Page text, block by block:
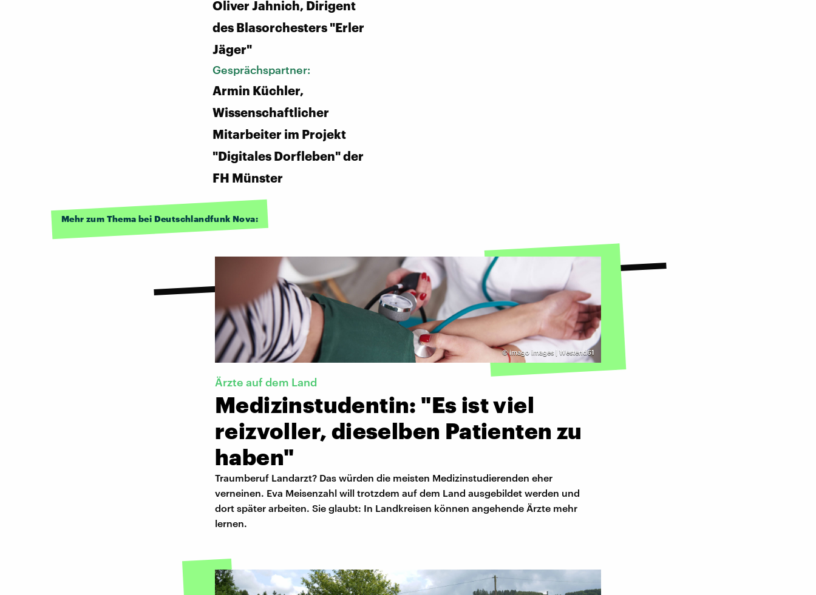
Oliver Jahnich, Dirigent
des Blasorchesters "Erler
Jäger"
Gesprächspartner:
Armin Küchler,
Wissenschaftlicher
Mitarbeiter im Projekt
"Digitales Dorfleben" der
FH Münster
Mehr zum Thema bei Deutschlandfunk Nova:
©imago images | Westend61
Ärzte auf dem Land
Medizinstudentin: "Es ist viel
reizvoller, dieselben Patienten zu
haben"
Traumberuf Landarzt? Das würden die meisten Medizinstudierenden eher
verneinen. Eva Meisenzahl will trotzdem auf dem Land ausgebildet werden und
dort später arbeiten. Sie glaubt: In Landkreisen können angehende Ärzte mehr
lernen.